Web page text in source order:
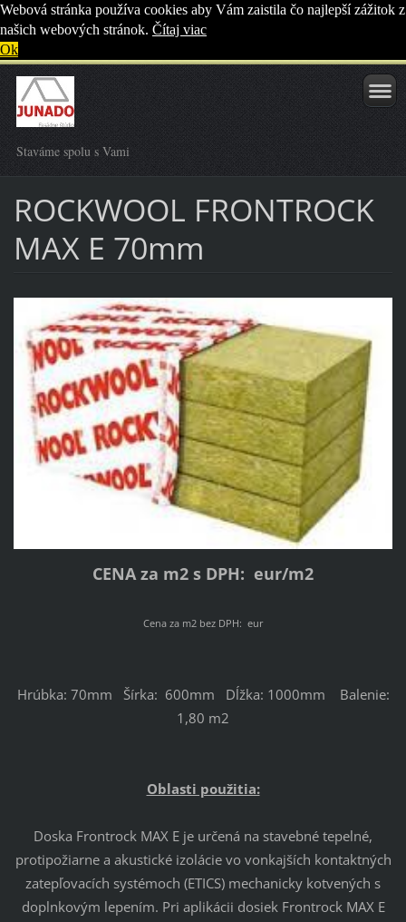
Webová stránka používa cookies aby Vám zaistila čo najlepší zážitok z
našich webových stránok. Čítaj viac
Ok
Staváme spolu s Vami
ROCKWOOL FRONTROCK
MAX E 70mm
CENA za m2 s DPH: eur/m2
Cena za m2 bez DPH: eur
Hrúbka: 70mm Šírka: 600mm Dĺžka: 1000mm Balenie:
1,80 m2
Oblasti použitia:
Doska Frontrock MAX E je určená na stavebné tepelné,
protipožiarne a akustické izolácie vo vonkajších kontaktných
zatepľovacích systémoch (ETICS) mechanicky kotvených s
doplnkovým lepením. Pri aplikácii dosiek Frontrock MAX E